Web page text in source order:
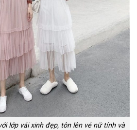
lớp vải xinh đẹp, tôn lên vẻ nữ tính và